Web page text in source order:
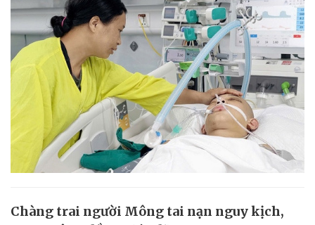
Chàng trai người Mông tai nạn nguy kịch,